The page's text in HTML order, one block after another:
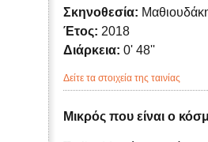
Σκηνοθεσία:
Έτος: 2018
Διάρκεια: 0' 48''
Δείτε τα στοιχεία της ταινίας
Μικρός που είναι ο